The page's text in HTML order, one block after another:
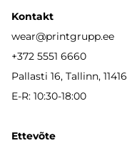
Kontakt
wear@printgrupp.ee
+372 5551 6660
Pallasti 16, Tallinn, 11416
E-R: 10:30-18:00
Ettevõte